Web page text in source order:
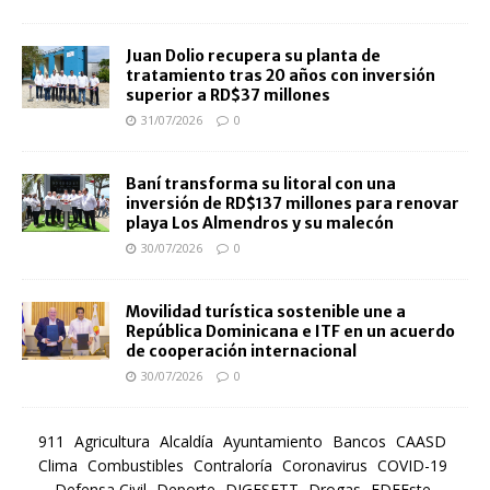
Juan Dolio recupera su planta de
tratamiento tras 20 años con inversión
superior a RD$37 millones
31/07/2026 0
Baní transforma su litoral con una
inversión de RD$137 millones para renovar
playa Los Almendros y su malecón
30/07/2026 0
Movilidad turística sostenible une a
República Dominicana e ITF en un acuerdo
de cooperación internacional
30/07/2026 0
911 Agricultura Alcaldía Ayuntamiento Bancos CAASD
Clima Combustibles Contraloría Coronavirus COVID-19